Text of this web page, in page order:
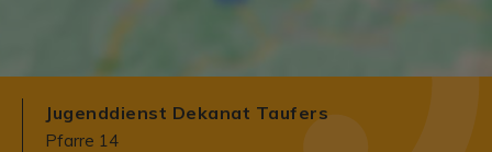
Jugenddienst Dekanat Taufers
Pfarre 14